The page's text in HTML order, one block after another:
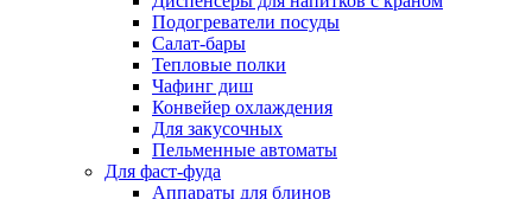
Подогреватели посуды
Салат-бары
Тепловые полки
Чафинг диш
Конвейер охлаждения
Для закусочных
Пельменные автоматы
Для фаст-фуда
Аппараты для блинов